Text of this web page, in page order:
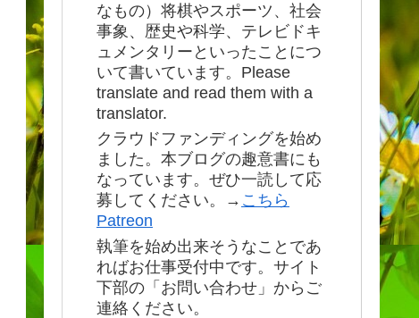
なもの）将棋やスポーツ、社会
事象、歴史や科学、テレビドキ
ュメンタリーといったことにつ
いて書いています。Please
translate and read them with a
translator.
クラウドファンディングを始め
ました。本ブログの趣意書にも
なっています。ぜひ一読して応
募してください。→ こちら
Patreon
執筆を始め出来そうなことであ
ればお仕事受付中です。サイト
下部の「お問い合わせ」からご
連絡ください。